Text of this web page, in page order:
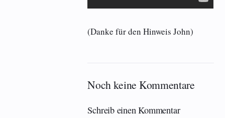
(Danke für den Hinweis John)
Noch keine Kommentare
Schreib einen Kommentar